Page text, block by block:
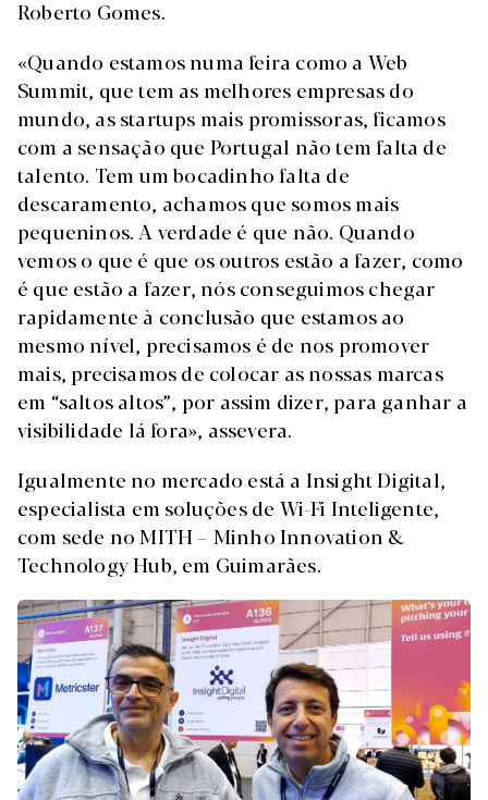
Roberto Gomes.
«Quando estamos numa feira como a Web
Summit, que tem as melhores empresas do
mundo, as startups mais promissoras, ficamos
com a sensação que Portugal não tem falta de
talento. Tem um bocadinho falta de
descaramento, achamos que somos mais
pequeninos. A verdade é que não. Quando
vemos o que é que os outros estão a fazer, como
é que estão a fazer, nós conseguimos chegar
rapidamente à conclusão que estamos ao
mesmo nível, precisamos é de nos promover
mais, precisamos de colocar as nossas marcas
em “saltos altos”, por assim dizer, para ganhar a
visibilidade lá fora», assevera.
Igualmente no mercado está a Insight Digital,
especialista em soluções de Wi-Fi Inteligente,
com sede no MITH – Minho Innovation &
Technology Hub, em Guimarães.